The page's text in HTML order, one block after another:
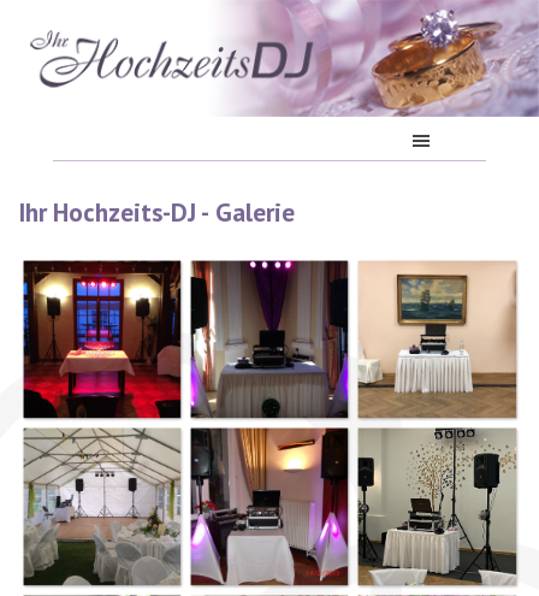
Ihr Hochzeits-DJ - Galerie